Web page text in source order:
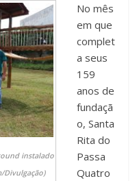
instalado
Divulgação)
No mês
em que
complet
a seus
159
anos de
fundaçã
o, Santa
Rita do
Passa
Quatro